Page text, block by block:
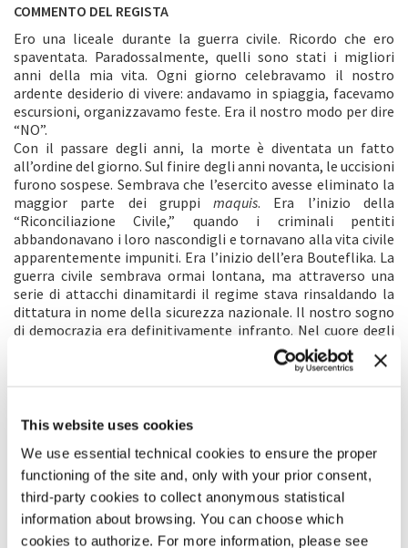
This website uses cookies
We use essential technical cookies to ensure the proper
functioning of the site and, only with your prior consent,
third-party cookies to collect anonymous statistical
information about browsing. You can choose which
cookies to authorize. For more information, please see
COMMENTO DEL REGISTA
Ero una liceale durante la guerra civile. Ricordo che ero
spaventata. Paradossalmente, quelli sono stati i migliori
anni della mia vita. Ogni giorno celebravamo il nostro
ardente desiderio di vivere: andavamo in spiaggia, facevamo
escursioni, organizzavamo feste. Era il nostro modo per dire
“NO”.
Con il passare degli anni, la morte è diventata un fatto
all’ordine del giorno. Sul finire degli anni novanta, le uccisioni
furono sospese. Sembrava che l’esercito avesse eliminato la
maggior parte dei gruppimaquis. Era l’inizio della
“Riconciliazione Civile,” quando i criminali pentiti
abbandonavano i loro nascondigli e tornavano alla vita civile
apparentemente impuniti. Era l’inizio dell’era Bouteflika. La
guerra civile sembrava ormai lontana, ma attraverso una
serie di attacchi dinamitardi il regime stava rinsaldando la
dittatura in nome della sicurezza nazionale. Il nostro sogno
di democrazia era definitivamente infranto. Nel cuore degli
algerini albergavano ormai amarezza e disincanto. Volevo
mostrare le conseguenze di questa politica sulla privacy delle
generazioni: quello degli adulti di oggi che, ventenni
di cambiamento; e quello dei loro figli che avevano 20 anni
nel 2008 (la mia generazione). A differenza della prima
generazione, i giovani continuano a sognare, a coniare i
propri codici di riferimento, a esprimere i propri obiettivi in
maniera piuttosto goffa non avendo ereditato la conoscenza